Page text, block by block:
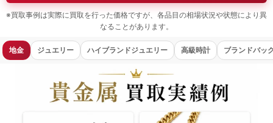
※買取事例は実際に買取を行った価格ですが、各品目の相場状況や状態により異
なることがあります。
貴金属買取実績（2026-01-30時点） 品目 | 素材 | 重量 | 買
地金 ジュエリー ハイブランドジュエリー 高級時計 ブランドバッ